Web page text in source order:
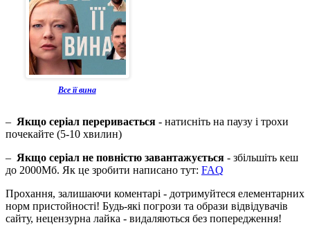
Все її вина
– Якщо серіал переривається - натисніть на паузу і трохи
почекайте (5-10 хвилин)
– Якщо серіал не повністю завантажується - збільшіть кеш
до 2000Мб. Як це зробити написано тут: FAQ
Прохання, залишаючи коментарі - дотримуйтеся елементарних
норм пристойності! Будь-які погрози та образи відвідувачів
сайту, нецензурна лайка - видаляються без попередження!